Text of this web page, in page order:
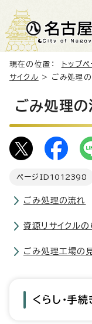
現在の位置： トップ
サイクル > ごみ処理の
ごみ処理の
ページID 1012398
ごみ処理の流れ
資源リサイクルの
ごみ処理工場の
くらし・手続